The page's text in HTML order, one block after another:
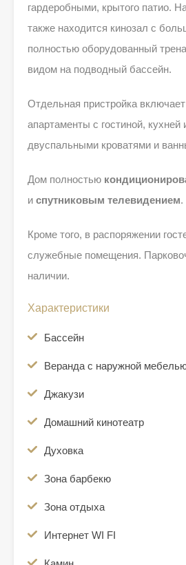
гардеробными, крытого патио.
также находится кинозал с
полностью оборудованный
видом на подводный бассейн.
Отдельная пристройка
апартаменты с гостиной, кухней
двуспальными кроватями и
Дом полностью
и спутниковым телевидением.
Кроме того, в распоряжении
служебные помещения.
наличии.
Характеристики
Бассейн
Веранда с наружной
Джакузи
Домашний кинотеатр
Духовка
Зона барбекю
Зона отдыха
Интернет WI FI